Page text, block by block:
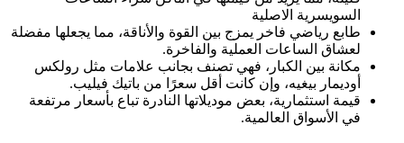
السويسرية الاصلية
طابع رياضي فاخر يمزج بين القوة والأناقة، مما يجعلها مفضلة
لعشاق الساعات العملية والفاخرة.
مكانة بين الكبار، فهي تصنف بجانب علامات مثل رولكس
أوديمار بيغيه، وإن كانت أقل سعرًا من باتيك فيليب.
قيمة استثمارية، بعض موديلاتها النادرة تباع بأسعار مرتفعة
في الأسواق العالمية.